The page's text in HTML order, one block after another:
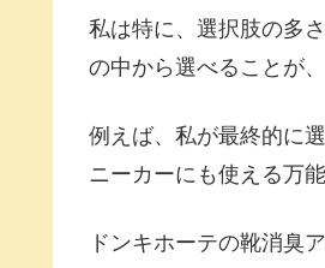
私は特に、選択肢の多
の中から選べることが
例えば、私が最終的に
ニーカーにも使える万
ドンキホーテの靴消臭